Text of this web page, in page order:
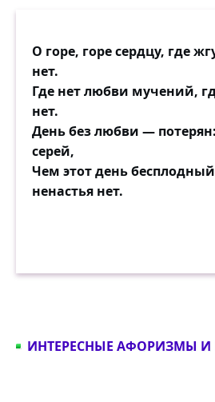
О горе, горе сердцу, где
нет.
Где нет любви мучений,
нет.
День без любви —
серей,
Чем этот день
ненастья нет.
ИНТЕРЕСНЫЕ АФОРИЗМЫ И